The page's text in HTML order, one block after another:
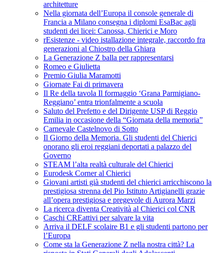
architetture
Nella giornata dell’Europa il console generale di
Francia a Milano consegna i diplomi EsaBac agli
studenti dei licei: Canossa, Chierici e Moro
rEsistenze - video istallazione integrale, raccordo fra
generazioni al Chiostro della Ghiara
La Generazione Z balla per rappresentarsi
Romeo e Giulietta
Premio Giulia Maramotti
Giornate Fai di primavera
Il Re della tavola Il formaggio ‘Grana Parmigiano-
Reggiano’ entra trionfalmente a scuola
Saluto del Prefetto e del Dirigente USP di Reggio
Emilia in occasione della “Giornata della memoria”
Carnevale Castelnovo di Sotto
Il Giorno della Memoria. Gli studenti del Chierici
onorano gli eroi reggiani deportati a palazzo del
Governo
STEAM l’alta realtà culturale del Chierici
Eurodesk Corner al Chierici
Giovani artisti già studenti del chierici arricchiscono la
prestigiosa strenna del Pio Istituto Artigianelli grazie
all’opera prestigiosa e pregevole di Aurora Marzi
La ricerca diventa Creatività al Chierici col CNR
Caschi CREattivi per salvare la vita
Arriva il DELF scolaire B1 e gli studenti partono per
l’Europa
Come sta la Generazione Z nella nostra città? La